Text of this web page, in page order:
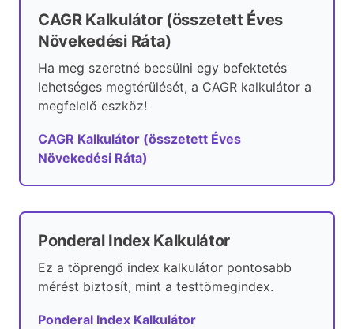
CAGR Kalkulátor (összetett Éves
Növekedési Ráta)
Ha meg szeretné becsülni egy befektetés
lehetséges megtérülését, a CAGR kalkulátor a
megfelelő eszköz!
CAGR Kalkulátor (összetett Éves
Növekedési Ráta)
Ponderal Index Kalkulátor
Ez a töprengő index kalkulátor pontosabb
mérést biztosít, mint a testtömegindex.
Ponderal Index Kalkulátor